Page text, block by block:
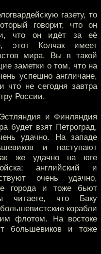
газету, то
говорит, что он
что он идёт за её
этот Колчак имеет
мира. Вы в такой
заметки о том, что на
успешно англичане,
что не сегодня завтра
России.
и Финляндия
будет взят Петроград,
удачно. На западе
и наступают
же удачно на юге
английский и
очень удачно,
города и тоже бьют
читаете, что Баку
корабли
флотом. На востоке
большевиков и тоже